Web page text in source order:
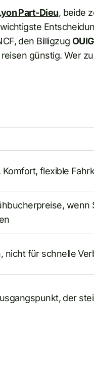
Part-Dieu, beide
den Billigzug
günstig. Wer
flexible
wenn
nicht für schnelle
der